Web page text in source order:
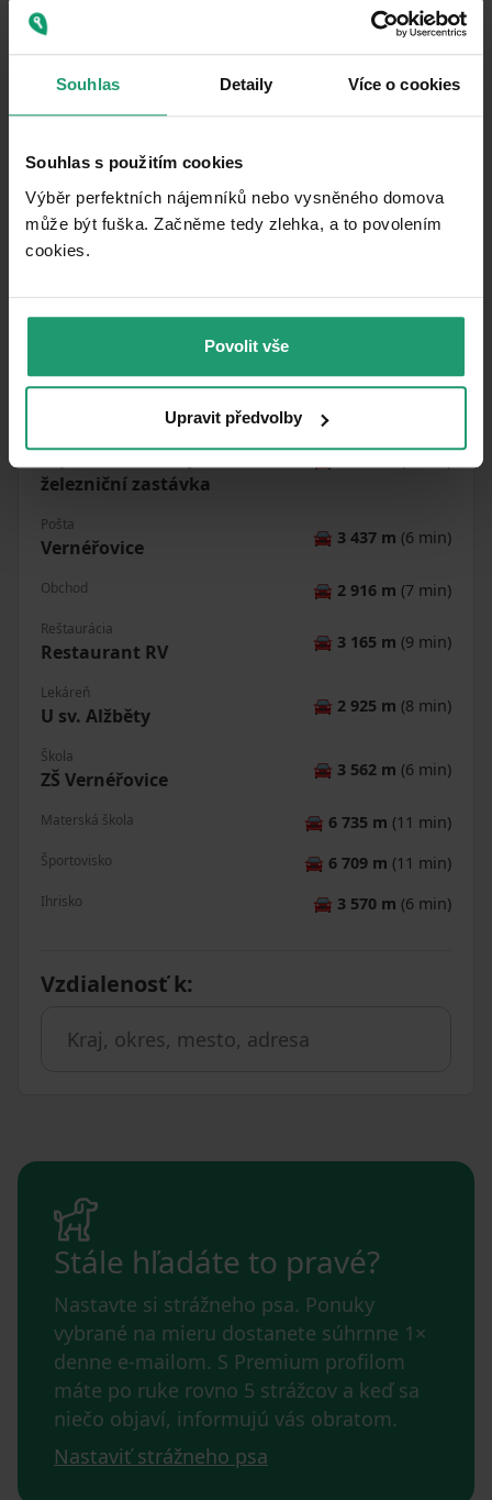
Souhlas Detaily Více o cookies
Souhlas s použitím cookies
Výběr perfektních nájemníků nebo vysněného domova
může být fuška. Začněme tedy zlehka, a to povolením
cookies.​
Povolit vše
Upravit předvolby
V okolí nehnuteľnosti nájdete
MapLibre|© OpenMapTiles© OpenStreetMap contributors
Teplice nad Metují, Bohdašín,
železniční zastávka
Pošta
Vernéřovice 🚘 3 437 m (6 min)
Obchod 🚘 2 916 m (7 min)
Reštaurácia
Restaurant RV 🚘 3 165 m (9 min)
Lekáreň
U sv. Alžběty 🚘 2 925 m (8 min)
Škola
ZŠ Vernéřovice 🚘 3 562 m (6 min)
Materská škola 🚘 6 735 m (11 min)
Športovisko 🚘 6 709 m (11 min)
Ihrisko 🚘 3 570 m (6 min)
Vzdialenosť k:
Stále hľadáte to pravé?
Nastavte si strážneho psa. Ponuky
vybrané na mieru dostanete súhrnne 1×
denne e-mailom. S Premium profilom
máte po ruke rovno 5 strážcov a keď sa
niečo objaví, informujú vás obratom.
Nastaviť strážneho psa